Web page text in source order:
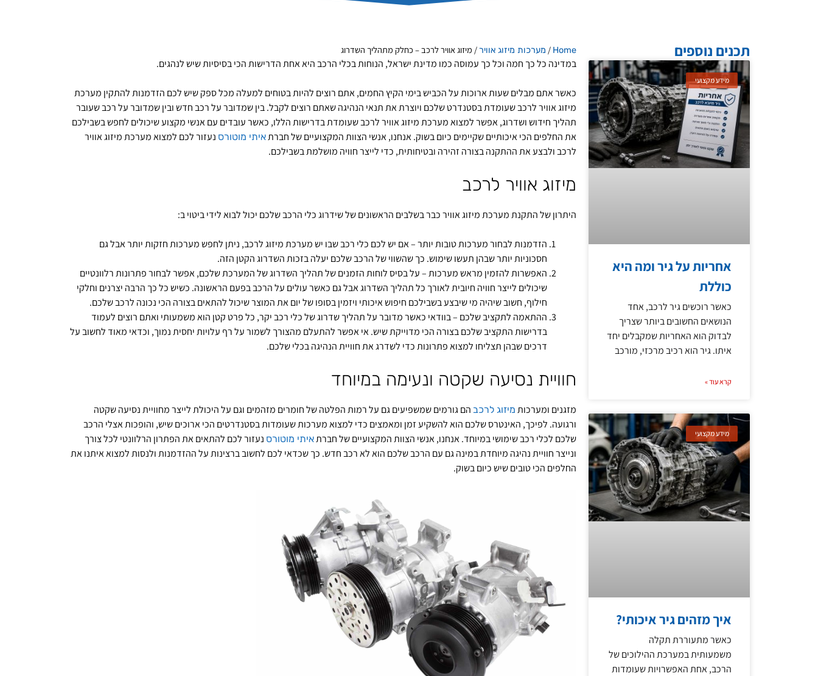
תכנים נוספים
מידע מקצועי
אחריות על גיר ומה היא
כוללת
כאשר רוכשים גיר לרכב, אחד
הנושאים החשובים ביותר שצריך
לבדוק הוא האחריות שמקבלים יחד
איתו. גיר הוא רכיב מרכזי, מורכב
קרא עוד »
מידע מקצועי
איך מזהים גיר איכותי?
כאשר מתעוררת תקלה
משמעותית במערכת ההילוכים של
הרכב, אחת האפשרויות שעומדות
Home
/ מערכות מיזוג אוויר/ מיזוג אוויר לרכב – כחלק מתהליך השדרוג
במדינה כל כך חמה וכל כך עמוסה כמו מדינת ישראל, הנוחות בכלי הרכב היא אחת הדרישות הכי בסיסיות שיש לנהגים.
כאשר אתם מבלים שעות ארוכות על הכביש בימי הקיץ החמים, אתם רוצים להיות בטוחים למעלה מכל ספק שיש לכם הזדמנות להתקין מערכת
מיזוג אוויר לרכב שעומדת בסטנדרט שלכם ויוצרת את תנאי הנהיגה שאתם רוצים לקבל. בין שמדובר על רכב חדש ובין שמדובר על רכב שעובר
תהליך חידוש ושדרוג, אפשר למצוא מערכת מיזוג אוויר לרכב שעומדת בדרישות הללו, כאשר עובדים עם אנשי מקצוע שיכולים לחפש בשבילכם
את החלפים הכי איכותיים שקיימים כיום בשוק. אנחנו, אנשי הצוות המקצועיים של חברתאיתי מוטורס נעזור לכם למצוא מערכת מיזוג אוויר
לרכב ולבצע את ההתקנה בצורה זהירה ובטיחותית, כדי לייצר חוויה מושלמת בשבילכם.
מיזוג אוויר לרכב
היתרון של התקנת מערכת מיזוג אוויר כבר בשלבים הראשונים של שידרוג כלי הרכב שלכם יכול לבוא לידי ביטוי ב:
הזדמנות לבחור מערכות טובות יותר – אם יש לכם כלי רכב שבו יש מערכת מיזוג לרכב, ניתן לחפש מערכות חזקות יותר אבל גם
חסכוניות יותר שבהן תעשו שימוש. כך שהשווי של הרכב שלכם יעלה בזכות השדרוג הקטן הזה.
האפשרות להזמין מראש מערכות – על בסיס לוחות הזמנים של תהליך השדרוג של המערכת שלכם, אפשר לבחור פתרונות רלוונטיים
שיכולים לייצר חוויה חיובית לאורך כל תהליך השדרוג אבל גם כאשר עולים על הרכב בפעם הראשונה. כשיש כל כך הרבה יצרנים וחלקי
חילוף, חשוב שיהיה מי שיבצע בשבילכם חיפוש איכותי ויזמין בסופו של יום את המוצר שיכול להתאים בצורה הכי נכונה לרכב שלכם.
ההתאמה לתקציב שלכם – בוודאי כאשר מדובר על תהליך שדרוג של כלי רכב יקר, כל פרט קטן הוא משמעותי ואתם רוצים לעמוד
בדרישות התקציב שלכם בצורה הכי מדוייקת שיש. אי אפשר להתעלם מהצורך לשמור על רף עלויות יחסית נמוך, וכדאי מאוד לחשוב על
דרכים שבהן תצליחו למצוא פתרונות כדי לשדרג את חוויית הנהיגה בכלי שלכם.
חוויית נסיעה שקטה ונעימה במיוחד
מזגנים ומערכות מיזוג לרכב הם גורמים שמשפיעים גם על רמות הפלטה של חומרים מזהמים וגם על היכולת לייצר מחוויית נסיעה שקטה
ורגועה. לפיכך, האינטרס שלכם הוא להשקיע זמן ומאמצים כדי למצוא מערכות שעומדות בסטנדרטים הכי ארוכים שיש, והופכות אצלי הרכב
שלכם לכלי רכב שימושי במיוחד. אנחנו, אנשי הצוות המקצועיים של חברתאיתי מוטורס נעזור לכם להתאים את הפתרון הרלוונטי לכל צורך
ונייצר חוויית נהיגה מיוחדת במינה גם עם הרכב שלכם הוא לא רכב חדש. כך שכדאי לכם לחשוב ברצינות על ההזדמנות ולנסות למצוא איתנו את
החלפים הכי טובים שיש כיום בשוק.